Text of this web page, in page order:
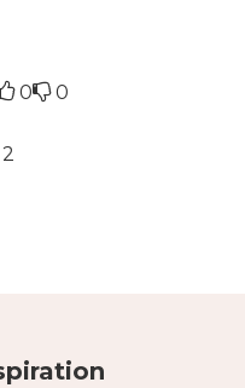
0 0
2